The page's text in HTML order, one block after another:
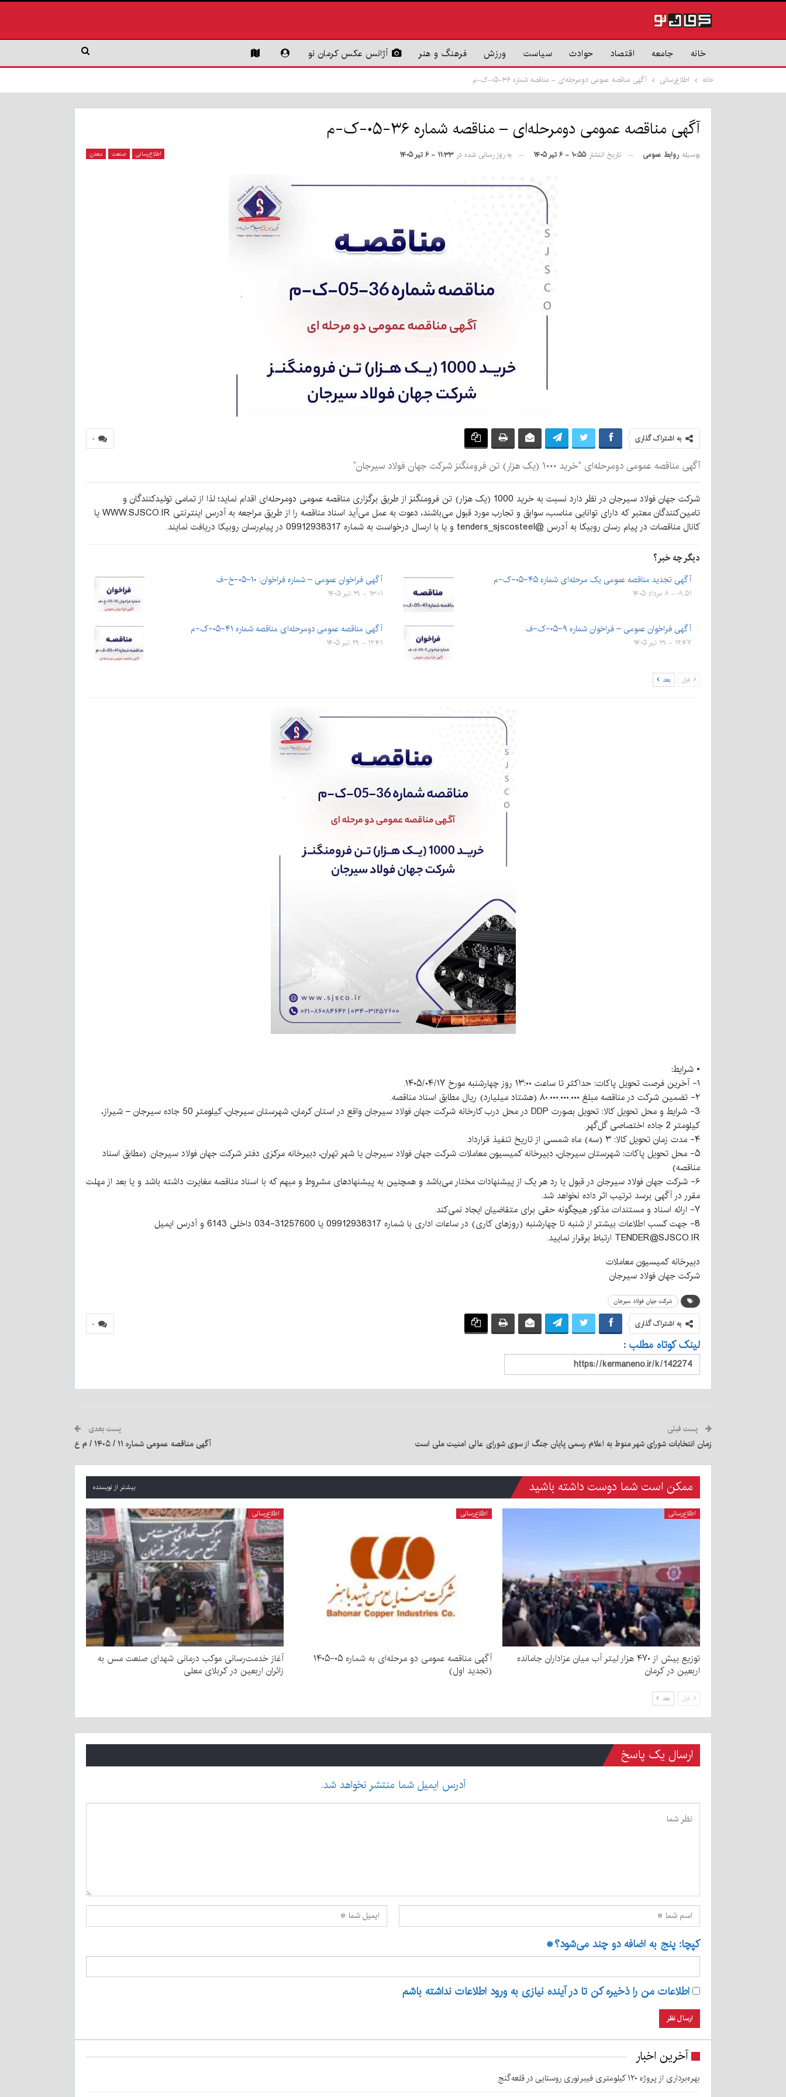
خانه جامعه اقتصاد حوادث سیاست ورزش فرهنگ و هنر آژانس عکس کرمان نو
خانه اطلاع‌رسانی آگهی مناقصه عمومی دومرحله‌ای – مناقصه شماره ۳۶-۰۵-ک-م
آگهی مناقصه عمومی دومرحله‌ای – مناقصه شماره ۳۶-۰۵-ک-م
اطلاع‌رسانی صنعت معدن بوسیله روابط عمومی تاریخ انتشار ۱۰:۵۵ - ۶ تیر ۱۴۰۵ به روز رسانی شده در ۱۱:۳۳ - ۶ تیر ۱۴۰۵
۰ به اشتراک گذاری
آگهی مناقصه عمومی دومرحله‌ای “خرید ۱۰۰۰ (یک هزار) تن فرومنگنز شرکت جهان فولاد سیرجان”
شرکت جهان فولاد سیرجان در نظر دارد نسبت به خرید 1000 (یک هزار) تن فرومنگنز از طریق برگزاری مناقصه عمومی دومرحله‌ای اقدام نماید؛ لذا از تمامی تولیدکنندگان و
تامین‌کنندگان معتبر که دارای توانایی مناسب، سوابق و تجارب مورد قبول می‌باشند، دعوت به عمل می‌آید اسناد مناقصه را از طریق مراجعه به آدرس اینترنتی WWW.SJSCO.IR یا
کانال مناقصات در پیام رسان روبیکا به آدرس @tenders_sjscosteel و یا با ارسال درخواست به شماره 09912938317 در پیام‌رسان روبیکا دریافت نمایند.
دیگر چه خبر؟
آگهی تجدید مناقصه عمومی یک مرحله‌ای شماره ۴۵-۰۵-ک-م
۰۹:۵۱ - ۶ مرداد ۱۴۰۵
آگهی فراخوان عمومی – شماره فراخوان: ۱۰-۰۵-خ-ف
۱۳:۰۱ - ۲۹ تیر ۱۴۰۵
آگهی فراخوان عمومی – فراخوان شماره ۹-۰۵-ک-ف
۱۲:۴۷ - ۲۹ تیر ۱۴۰۵
آگهی مناقصه عمومی دومرحله‌ای مناقصه شماره ۴۱-۰۵-ک-م
۱۲:۴۱ - ۲۹ تیر ۱۴۰۵
قبل بعد
• شرایط:
۱- آخرین فرصت تحویل پاکات: حداکثر تا ساعت ۱۳:۰۰ روز چهارشنبه مورخ ۱۴۰۵/۰۴/۱۷.
۲- تضمین شرکت در مناقصه مبلغ ۸۰.۰۰۰.۰۰۰.۰۰۰ (هشتاد میلیارد) ریال مطابق اسناد مناقصه.
3- شرایط و محل تحویل کالا: تحویل بصورت DDP در محل درب کارخانه شرکت جهان فولاد سیرجان واقع در استان کرمان، شهرستان سیرجان، کیلومتر 50 جاده سیرجان – شیراز،
کیلومتر 2 جاده اختصاصی گل‌گهر.
۴- مدت زمان تحویل کالا: ۳ (سه) ماه شمسی از تاریخ تنفیذ قرارداد.
۵- محل تحویل پاکات: شهرستان سیرجان، دبیرخانه کمیسیون معاملات شرکت جهان فولاد سیرجان یا شهر تهران، دبیرخانه مرکزی دفتر شرکت جهان فولاد سیرجان. (مطابق اسناد
مناقصه)
۶- شرکت جهان فولاد سیرجان در قبول یا رد هر یک از پیشنهادات مختار می‌باشد و همچنین به پیشنهادهای مشروط و مبهم که با اسناد مناقصه مغایرت داشته باشد و یا بعد از مهلت
مقرر در آگهی برسد ترتیب اثر داده نخواهد شد.
۷- ارائه اسناد و مستندات مذکور هیچگونه حقی برای متقاضیان ایجاد نمی‌کند.
8- جهت کسب اطلاعات بیشتر از شنبه تا چهارشنبه (روزهای کاری) در ساعات اداری با شماره 09912938317 یا 31257600-034 داخلی 6143 و آدرس ایمیل
TENDER@SJSCO.IR ارتباط برقرار نمایید.
دبیرخانه کمیسیون معاملات
شرکت جهان فولاد سیرجان
شرکت جهان فولاد سیرجان
۰ به اشتراک گذاری
لینک کوتاه مطلب :
پست قبلی
زمان انتخابات شورای شهر منوط به اعلام رسمی پایان جنگ از سوی شورای عالی امنیت ملی است
پست بعدی
آگهی مناقصه عمومی شماره ۱۱ / ۱۴۰۵ / م ع
ممکن است شما دوست داشته باشید بیشتر از نویسنده
اطلاع‌رسانی
توزیع بیش از ۴۷۰ هزار لیتر آب میان عزاداران جامانده
اربعین در کرمان
اطلاع‌رسانی
آگهی مناقصه عمومی دو مرحله‌ای به شماره ۰۵-۱۴۰۵
(تجدید اول)
اطلاع‌رسانی
آغاز خدمت‌رسانی موکب درمانی شهدای صنعت مس به
زائران اربعین در کربلای معلی
قبل بعد
ارسال یک پاسخ
آدرس ایمیل شما منتشر نخواهد شد.
کپچا: پنج به اضافه دو چند می‌شود؟*
اطلاعات من را ذخیره کن تا در آینده نیازی به ورود اطلاعات نداشته باشم
آخرین اخبار
بهره‌برداری از پروژه ۱۲۰ کیلومتری فیبرنوری روستایی در قلعه‌گنج